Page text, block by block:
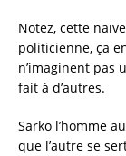
Notez, cette
politicienne, ça
n’imaginent pas
fait à d’autres.
Sarko l’homme
que l’autre se